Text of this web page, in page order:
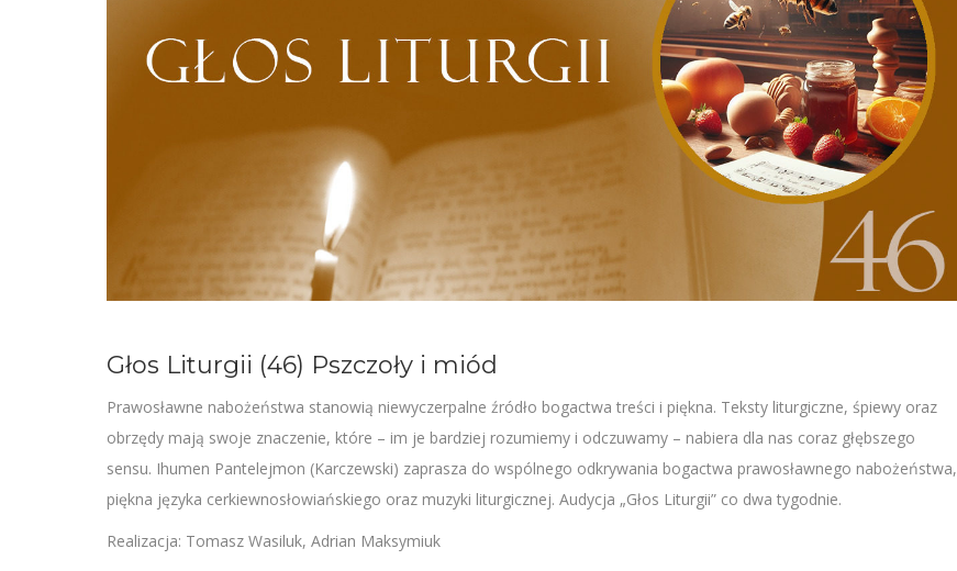
Głos Liturgii (46) Pszczoły i miód
Prawosławne nabożeństwa stanowią niewyczerpalne źródło bogactwa treści i piękna. Teksty liturgiczne, śpiewy oraz
obrzędy mają swoje znaczenie, które – im je bardziej rozumiemy i odczuwamy – nabiera dla nas coraz głębszego
sensu. Ihumen Pantelejmon (Karczewski) zaprasza do wspólnego odkrywania bogactwa prawosławnego nabożeństwa,
piękna języka cerkiewnosłowiańskiego oraz muzyki liturgicznej. Audycja „Głos Liturgii” co dwa tygodnie.
Realizacja: Tomasz Wasiluk, Adrian Maksymiuk